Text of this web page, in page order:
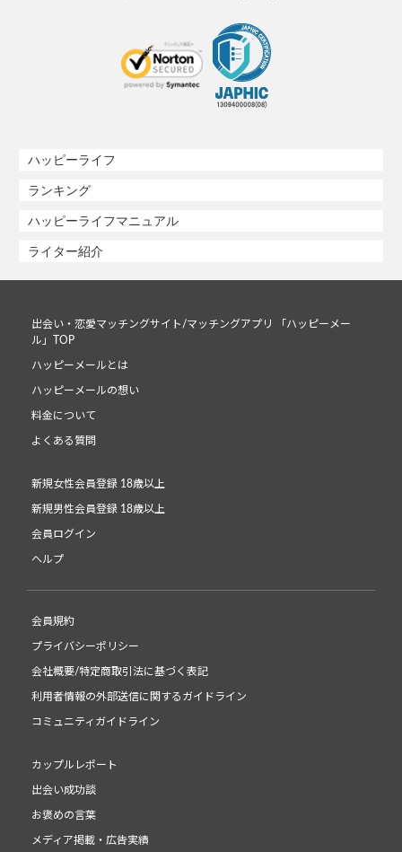
ハッピーライフ
ランキング
ハッピーライフマニュアル
ライター紹介
出会い・恋愛マッチングサイト/マッチングアプリ 「ハッピーメー
ル」TOP
ハッピーメールとは
ハッピーメールの想い
料金について
よくある質問
新規女性会員登録 18歳以上
新規男性会員登録 18歳以上
会員ログイン
ヘルプ
会員規約
プライバシーポリシー
会社概要/特定商取引法に基づく表記
利用者情報の外部送信に関するガイドライン
コミュニティガイドライン
カップルレポート
出会い成功談
お褒めの言葉
メディア掲載・広告実績